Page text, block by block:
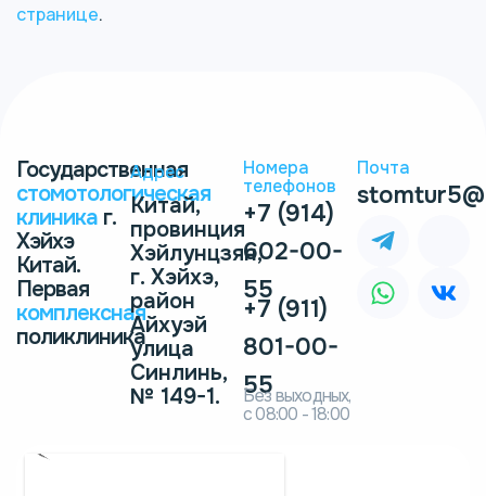
странице.
Государственная
стомотологическая
клиника г.
Хэйхэ
Китай.
Первая
комплексная
поликлиника
Адрес
Китай,
провинция
Хэйлунцзян,
г. Хэйхэ,
район
Айхуэй
улица
Синлинь,
№ 149-1.
+7 (914)
602-00-
55
Номера
телефонов
+7 (911)
801-00-
55
Без выходных,
с 08:00 - 18:00
Почта